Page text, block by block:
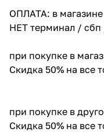
ОПЛАТА: в
НЕТ терминал /
при покупке в
Скидка 50% на все
при покупке в
Скидка 50% на все